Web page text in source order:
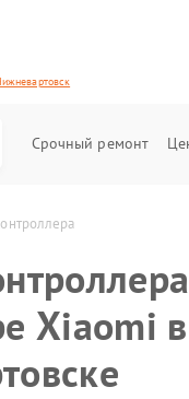
Срочный ремонт
Xiaomi в